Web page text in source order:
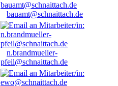
bauamt@schnaittach.de
n.brandmueller-
pfeil@schnaittach.de